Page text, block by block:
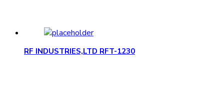
RF INDUSTRIES,LTD RFT-1230